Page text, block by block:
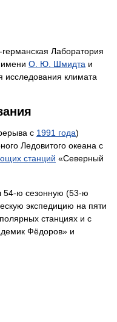
Лаборатория
О. Ю. Шмидта и
исследования климата
с 1991 года)
Ледовитого океана с
станций «Северный
54-ю сезонную (53-ю
экспедицию на пяти
станциях и с
Фёдоров» и